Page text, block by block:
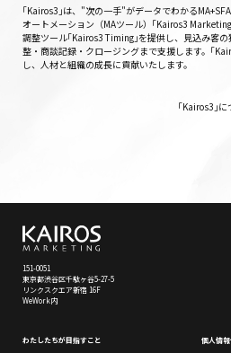
｢Kairos3｣は、"次の一手"がデータでわかる
オートメーション（MAツール）｢Kairos3
調整ツール｢Kairos3 Timing｣を提供し、見込み客
整・商談記録・クロージングまで支援します。｢
し、人材と組織の成長に貢献いたします。
｢Kairos3｣に
151-0051
東京都渋谷区千駄ヶ谷5-27-5
リンクスクエア新宿 16F
WeWork内
わたしたちが⽬指すこと 個⼈情